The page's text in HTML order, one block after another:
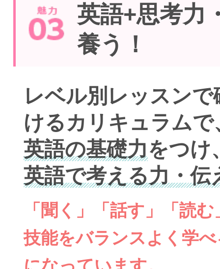
英語+思考力
養う！
レベル別レッスン
けるカリキュラムで
英語の基礎力をつけ
英語で考える力・伝
「聞く」「話す」「読
技能をバランスよく学
になっています。